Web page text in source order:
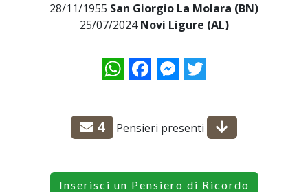
28/11/1955 San Giorgio La Molara (BN)
25/07/2024Novi Ligure (AL)
WhatsAppFacebookMessenger
Twitter
4 Pensieri presenti
Inserisci un Pensiero di Ricordo